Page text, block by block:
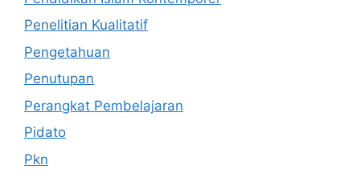
Penelitian Kualitatif
Pengetahuan
Penutupan
Perangkat Pembelajaran
Pidato
Pkn